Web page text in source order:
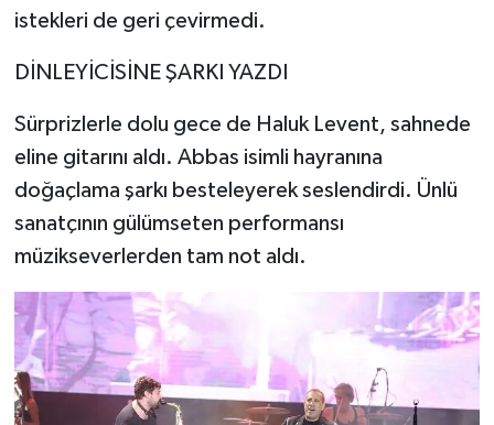
istekleri de geri çevirmedi.
DİNLEYİCİSİNE ŞARKI YAZDI
Sürprizlerle dolu gece de Haluk Levent, sahnede
eline gitarını aldı. Abbas isimli hayranına
doğaçlama şarkı besteleyerek seslendirdi. Ünlü
sanatçının gülümseten performansı
müzikseverlerden tam not aldı.